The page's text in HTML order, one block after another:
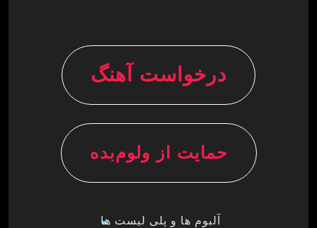
درخواست آهنگ
حمایت از ولوم‌بده
آلبوم ها و پلی لیست ها